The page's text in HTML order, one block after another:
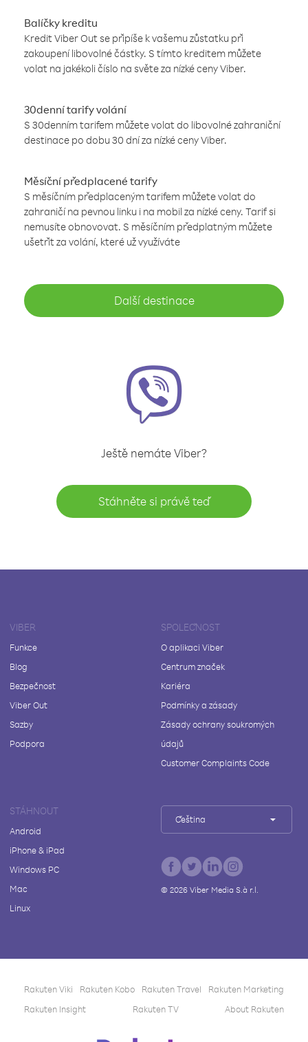
Balíčky kreditu
Kredit Viber Out se připíše k vašemu zůstatku při
zakoupení libovolné částky. S tímto kreditem můžete
volat na jakékoli číslo na světe za nízké ceny Viber.
30denní tarify volání
S 30denním tarifem můžete volat do libovolné zahraniční
destinace po dobu 30 dní za nízké ceny Viber.
Měsíční předplacené tarify
S měsíčním předplaceným tarifem můžete volat do
zahraničí na pevnou linku i na mobil za nízké ceny. Tarif si
nemusíte obnovovat. S měsíčním předplatným můžete
ušetřit za volání, které už využíváte
Další destinace
Ještě nemáte Viber?
Stáhněte si právě teď
VIBER
Funkce
Blog
Bezpečnost
Viber Out
Sazby
Podpora
SPOLEČNOST
O aplikaci Viber
Centrum značek
Kariéra
Podmínky a zásady
Zásady ochrany soukromých
údajů
Customer Complaints Code
STÁHNOUT
Android
iPhone & iPad
Windows PC
Mac
Linux
Čeština
© 2026Viber Media S.à r.l.
Rakuten Viki Rakuten Kobo Rakuten Travel
Rakuten Marketing
Rakuten Insight
Rakuten TV About Rakuten